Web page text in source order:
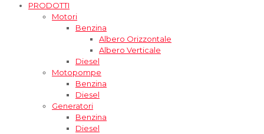
PRODOTTI
Motori
Benzina
Albero Orizzontale
Albero Verticale
Diesel
Motopompe
Benzina
Diesel
Generatori
Benzina
Diesel